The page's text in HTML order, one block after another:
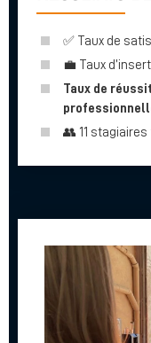
✅ Taux de
💼 Taux
Taux de
👥 11